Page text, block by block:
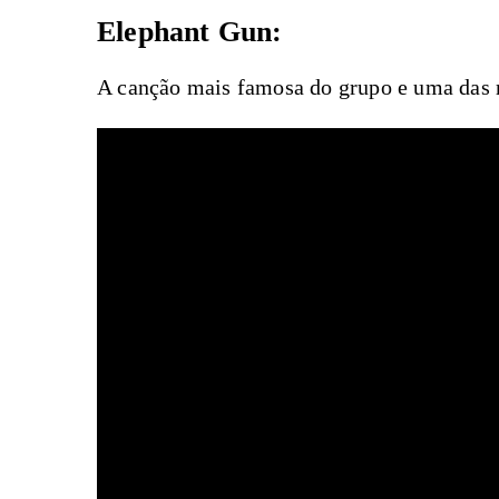
Elephant Gun:
A canção mais famosa do grupo e uma das